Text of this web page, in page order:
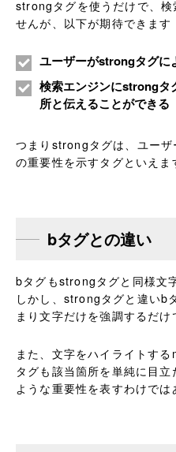
strongタグを使うだけで、検
せんが、以下が期待できます
ユーザーがstrongタグに
検索エンジンにstrongタ
所と伝えることができる
つまりstrongタグは、ユーザ
の重要性を示すタグといえま
bタグとの違い
bタグもstrongタグと同様文
しかし、strongタグと違いb
まり文字だけを強調するだけ
また、文字をハイライトす
タグも該当箇所を単純に目
ような重要性を表すわけでは